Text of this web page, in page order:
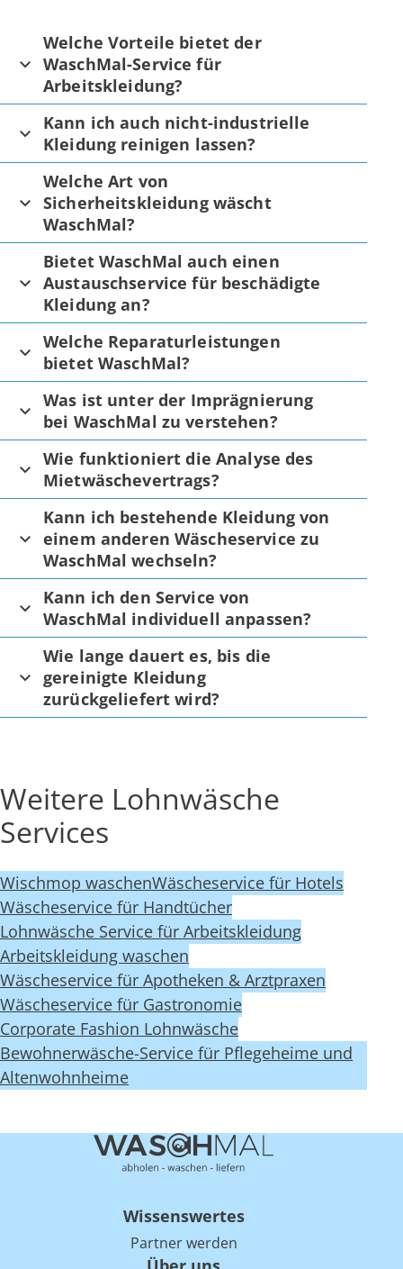
Welche Vorteile bietet der
WaschMal-Service für
Arbeitskleidung?
Kann ich auch nicht-industrielle
Kleidung reinigen lassen?
Welche Art von
Sicherheitskleidung wäscht
WaschMal?
Bietet WaschMal auch einen
Austauschservice für beschädigte
Kleidung an?
Welche Reparaturleistungen
bietet WaschMal?
Was ist unter der Imprägnierung
bei WaschMal zu verstehen?
Wie funktioniert die Analyse des
Mietwäschevertrags?
Kann ich bestehende Kleidung von
einem anderen Wäscheservice zu
WaschMal wechseln?
Kann ich den Service von
WaschMal individuell anpassen?
Wie lange dauert es, bis die
gereinigte Kleidung
zurückgeliefert wird?
Weitere Lohnwäsche
Services
Wischmop waschenWäscheservice für Hotels
Wäscheservice für Handtücher
Lohnwäsche Service für Arbeitskleidung
Arbeitskleidung waschen
Wäscheservice für Apotheken & Arztpraxen
Wäscheservice für Gastronomie
Corporate Fashion Lohnwäsche
Bewohnerwäsche-Service für Pflegeheime und
Altenwohnheime
Wissenswertes
Partner werden